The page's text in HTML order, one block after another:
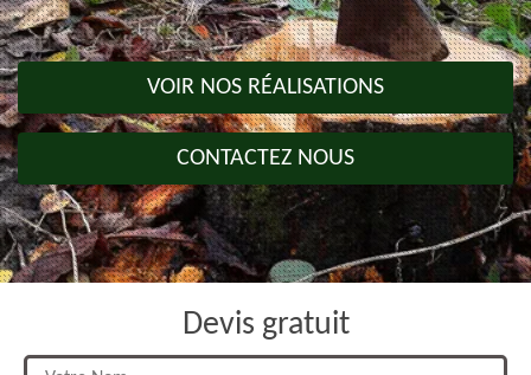
VOIR NOS RÉALISATIONS
CONTACTEZ NOUS
Devis gratuit